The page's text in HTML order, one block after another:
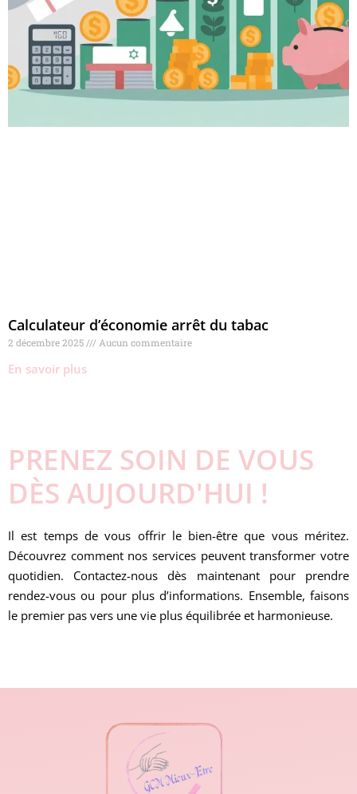
Calculateur d’économie arrêt du tabac
2 décembre 2025 Aucun commentaire
En savoir plus
PRENEZ SOIN DE VOUS
DÈS AUJOURD'HUI !
Il est temps de vous offrir le bien-être que vous méritez.
Découvrez comment nos services peuvent transformer votre
quotidien. Contactez-nous dès maintenant pour prendre
rendez-vous ou pour plus d’informations. Ensemble, faisons
le premier pas vers une vie plus équilibrée et harmonieuse.